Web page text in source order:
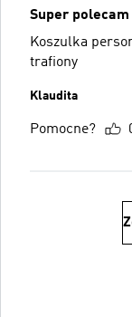
Super polecam
Koszulka
trafiony
Klaudita
Pomocne?